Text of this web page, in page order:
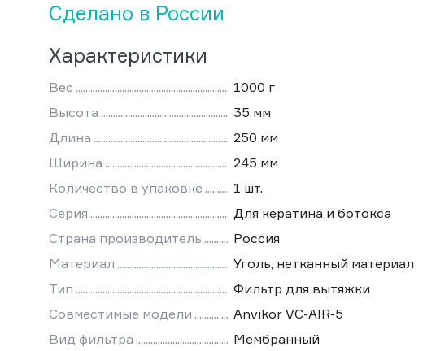
Сделано в России
Характеристики
Вес
1000 г
Высота
35 мм
Длина
250 мм
Ширина
245 мм
Количество в упаковке
1 шт.
Серия
Для кератина и ботокса
Страна производитель
Россия
Материал
Уголь, нетканный материал
Тип
Фильтр для вытяжки
Совместимые модели
Anvikor VC-AIR-5
Вид фильтра
Мембранный